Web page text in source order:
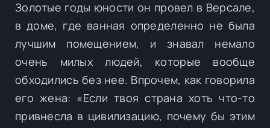
Золотые годы юности он провел в Версале,
в доме, где ванная определенно не была
лучшим помещением, и знавал немало
очень милых людей, которые вообще
обходились без нее. Впрочем, как говорила
его жена: «Если твоя страна хоть что-то
привнесла в цивилизацию, почему бы этим